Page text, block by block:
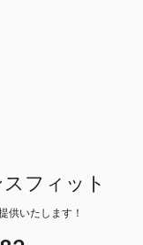
フィット
供いたします！